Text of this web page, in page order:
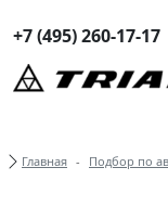
+7 (495) 260-17-17
Хлебные
Главная Подбор по